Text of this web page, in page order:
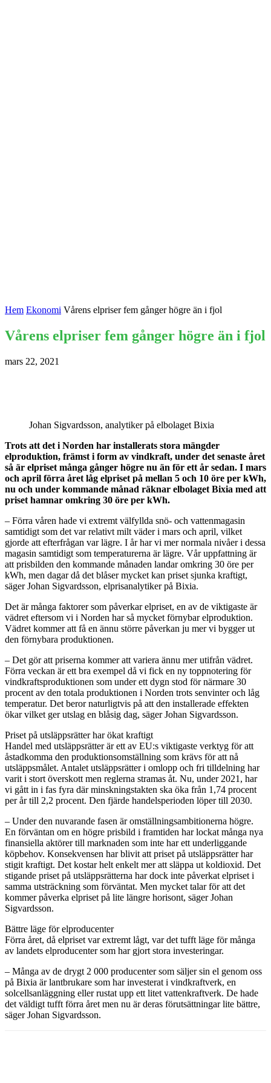
Hem Ekonomi Vårens elpriser fem gånger högre än i fjol
Vårens elpriser fem gånger högre än i fjol
mars 22, 2021
Johan Sigvardsson, analytiker på elbolaget Bixia
Trots att det i Norden har installerats stora mängder
elproduktion, främst i form av vindkraft, under det senaste året
så är elpriset många gånger högre nu än för ett år sedan. I mars
och april förra året låg elpriset på mellan 5 och 10 öre per kWh,
nu och under kommande månad räknar elbolaget Bixia med att
priset hamnar omkring 30 öre per kWh.
– Förra våren hade vi extremt välfyllda snö- och vattenmagasin
samtidigt som det var relativt milt väder i mars och april, vilket
gjorde att efterfrågan var lägre. I år har vi mer normala nivåer i dessa
magasin samtidigt som temperaturerna är lägre. Vår uppfattning är
att prisbilden den kommande månaden landar omkring 30 öre per
kWh, men dagar då det blåser mycket kan priset sjunka kraftigt,
säger Johan Sigvardsson, elprisanalytiker på Bixia.
Det är många faktorer som påverkar elpriset, en av de viktigaste är
vädret eftersom vi i Norden har så mycket förnybar elproduktion.
Vädret kommer att få en ännu större påverkan ju mer vi bygger ut
den förnybara produktionen.
– Det gör att priserna kommer att variera ännu mer utifrån vädret.
Förra veckan är ett bra exempel då vi fick en ny toppnotering för
vindkraftsproduktionen som under ett dygn stod för närmare 30
procent av den totala produktionen i Norden trots senvinter och låg
temperatur. Det beror naturligtvis på att den installerade effekten
ökar vilket ger utslag en blåsig dag, säger Johan Sigvardsson.
Priset på utsläppsrätter har ökat kraftigt
Handel med utsläppsrätter är ett av EU:s viktigaste verktyg för att
åstadkomma den produktionsomställning som krävs för att nå
utsläppsmålet. Antalet utsläppsrätter i omlopp och fri tilldelning har
varit i stort överskott men reglerna stramas åt. Nu, under 2021, har
vi gått in i fas fyra där minskningstakten ska öka från 1,74 procent
per år till 2,2 procent. Den fjärde handelsperioden löper till 2030.
– Under den nuvarande fasen är omställningsambitionerna högre.
En förväntan om en högre prisbild i framtiden har lockat många nya
finansiella aktörer till marknaden som inte har ett underliggande
köpbehov. Konsekvensen har blivit att priset på utsläppsrätter har
stigit kraftigt. Det kostar helt enkelt mer att släppa ut koldioxid. Det
stigande priset på utsläppsrätterna har dock inte påverkat elpriset i
samma utsträckning som förväntat. Men mycket talar för att det
kommer påverka elpriset på lite längre horisont, säger Johan
Sigvardsson.
Bättre läge för elproducenter
Förra året, då elpriset var extremt lågt, var det tufft läge för många
av landets elproducenter som har gjort stora investeringar.
– Många av de drygt 2 000 producenter som säljer sin el genom oss
på Bixia är lantbrukare som har investerat i vindkraftverk, en
solcellsanläggning eller rustat upp ett litet vattenkraftverk. De hade
det väldigt tufft förra året men nu är deras förutsättningar lite bättre,
säger Johan Sigvardsson.